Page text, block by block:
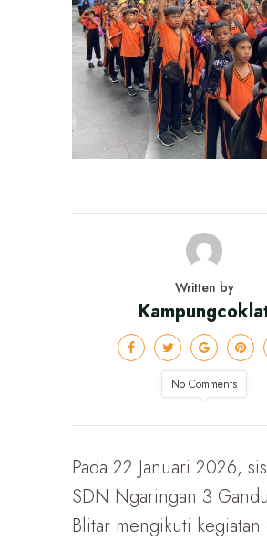
Written by
No Comments
Pada 22 Januari 2026,
SDN Ngaringan 3
Blitar mengikuti kegiatan